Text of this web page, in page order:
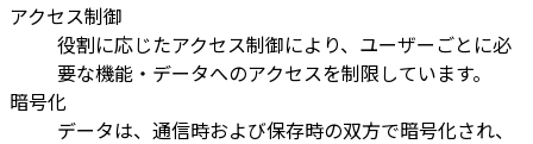
アクセス制御
役割に応じたアクセス制御により、ユーザーごとに必
要な機能・データへのアクセスを制限しています。
暗号化
データは、通信時および保存時の双方で暗号化され、